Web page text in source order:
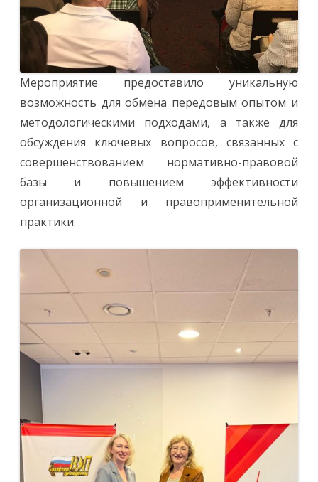
Мероприятие предоставило уникальную
возможность для обмена передовым опытом и
методологическими подходами, а также для
обсуждения ключевых вопросов, связанных с
совершенствованием нормативно-правовой
базы и повышением эффективности
организационной и правоприменительной
практики.